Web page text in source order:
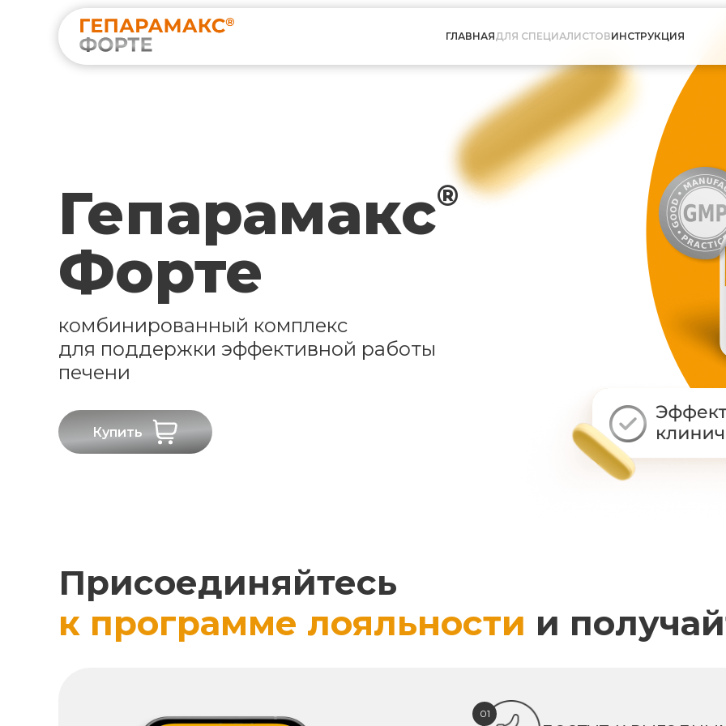
ГЛАВНАЯДЛЯ СПЕЦИАЛИСТОВИНСТРУКЦИЯ
Гепарамакс®
Форте
комбинированный комплекс
для поддержки эффективной работы
печени
Купить
Присоединяйтесь
к программе лояльности и
01